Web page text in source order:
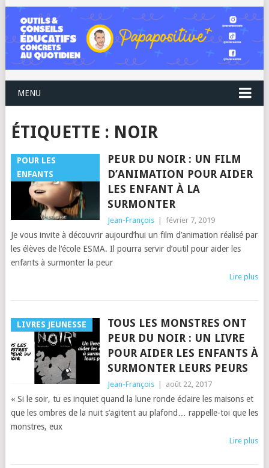
MENU
ÉTIQUETTE : NOIR
POUR LES
ENFANTS
PEUR DU NOIR : UN FILM
D’ANIMATION POUR AIDER
LES ENFANT À LA
SURMONTER
Jean-François février 7, 2019
Je vous invite à découvrir aujourd’hui un film d’animation réalisé par
les élèves de l‘école ESMA. Il pourra servir d’outil pour aider les
enfants à surmonter la peur
Lire plus
LIVRES JEUNESSE
TOUS LES MONSTRES ONT
PEUR DU NOIR : UN LIVRE
POUR AIDER LES ENFANTS À
SURMONTER LEURS PEURS
Jean-François août 22, 2017
« Si le soir, tu es inquiet quand la lune ronde éclaire les maisons et
que les ombres de la nuit s’agitent au plafond… rappelle-toi que les
monstres, eux
Lire plus